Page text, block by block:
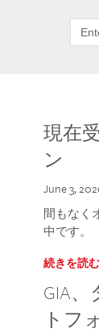
現在
ン
June 3,
間もなく
中です。
続きを読む
GIA
トフ